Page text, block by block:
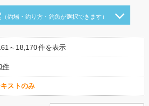
（釣場・釣り方・釣魚が選択できます）
～18,170件を表示
件
ストのみ